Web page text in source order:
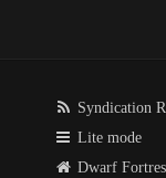
Syndication
Lite mode
Dwarf